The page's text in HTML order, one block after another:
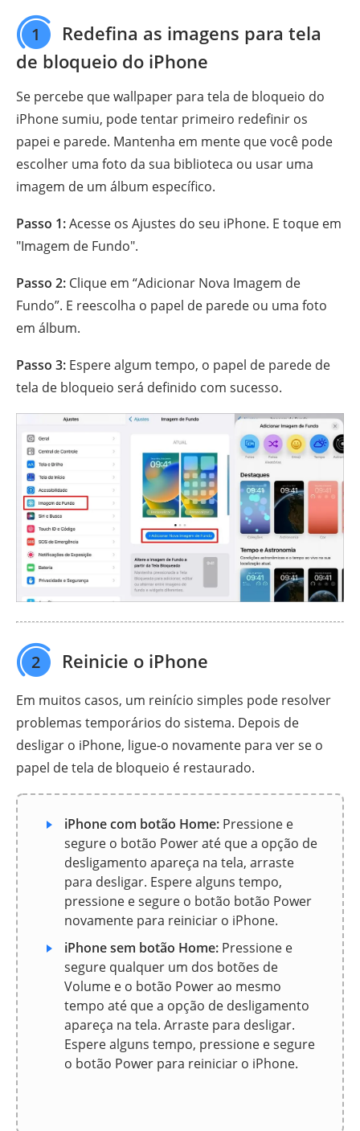
1
Redefina as imagens para tela
de bloqueio do iPhone
Se percebe que wallpaper para tela de bloqueio do
iPhone sumiu, pode tentar primeiro redefinir os
papei e parede. Mantenha em mente que você pode
escolher uma foto da sua biblioteca ou usar uma
imagem de um álbum específico.
Passo 1:Acesse os Ajustes do seu iPhone. E toque em
"Imagem de Fundo".
Passo 2: Clique em “Adicionar Nova Imagem de
Fundo”. E reescolha o papel de parede ou uma foto
em álbum.
Passo 3: Espere algum tempo, o papel de parede de
tela de bloqueio será definido com sucesso.
2 Reinicie o iPhone
Em muitos casos, um reinício simples pode resolver
problemas temporários do sistema. Depois de
desligar o iPhone, ligue-o novamente para ver se o
papel de tela de bloqueio é restaurado.
iPhone com botão Home: Pressione e
segure o botão Power até que a opção de
desligamento apareça na tela, arraste
para desligar. Espere alguns tempo,
pressione e segure o botão botão Power
novamente para reiniciar o iPhone.
iPhone sem botão Home: Pressione e
segure qualquer um dos botões de
Volume e o botão Power ao mesmo
tempo até que a opção de desligamento
apareça na tela. Arraste para desligar.
Espere alguns tempo, pressione e segure
o botão Power para reiniciar o iPhone.